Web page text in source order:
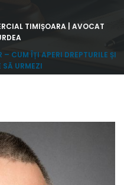
TIMIȘOARA | AVOCAT
CUM ÎȚI APERI DREPTURILE ȘI
SĂ URMEZI